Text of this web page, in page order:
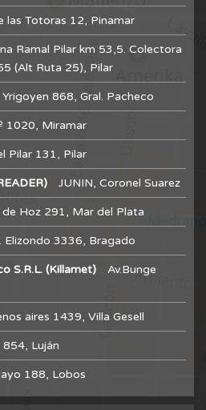
las Totoras 12, Pinamar
Ramal Pilar km 53,5. Colectora
(Alt Ruta 25), Pilar
868, Gral. Pacheco
1020, Miramar
Pilar 131, Pilar
JUNIN, Coronel Suarez
Hoz 291, Mar del Plata
Elizondo 3336, Bragado
S.R.L. (Killamet)
Av.Bunge
aires 1439, Villa Gesell
854, Luján
188, Lobos